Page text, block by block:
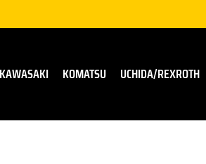
KAWASAKI KOMATSU UCHIDA/REXROTH